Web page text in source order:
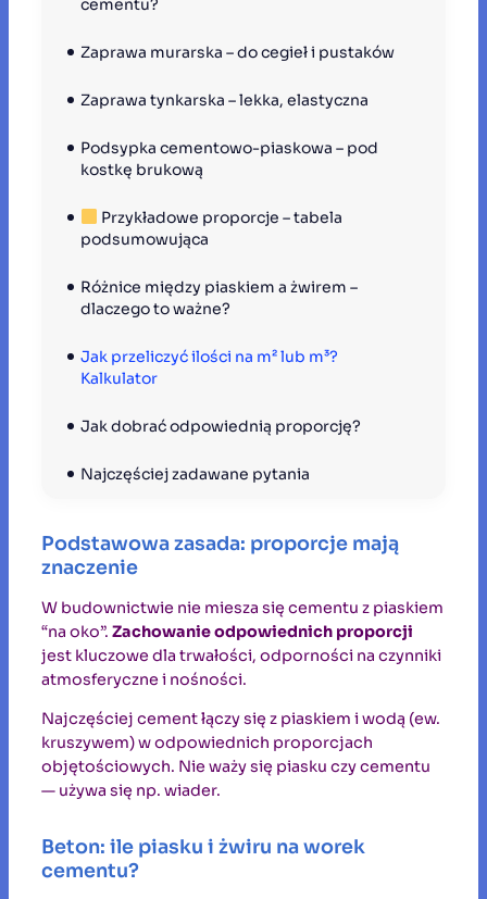
cementu?
Zaprawa murarska – do cegieł i pustaków
Zaprawa tynkarska – lekka, elastyczna
Podsypka cementowo-piaskowa – pod
kostkę brukową
Przykładowe proporcje – tabela
podsumowująca
Różnice między piaskiem a żwirem –
dlaczego to ważne?
Jak przeliczyć ilości na m² lub m³?
Kalkulator
Jak dobrać odpowiednią proporcję?
Najczęściej zadawane pytania
Podstawowa zasada: proporcje mają
znaczenie
W budownictwie nie miesza się cementu z piaskiem
“na oko”. Zachowanie odpowiednich proporcji
jest kluczowe dla trwałości, odporności na czynniki
atmosferyczne i nośności.
Najczęściej cement łączy się z piaskiem i wodą (ew.
kruszywem) w odpowiednich proporcjach
objętościowych. Nie waży się piasku czy cementu
— używa się np. wiader.
Beton: ile piasku i żwiru na worek
cementu?